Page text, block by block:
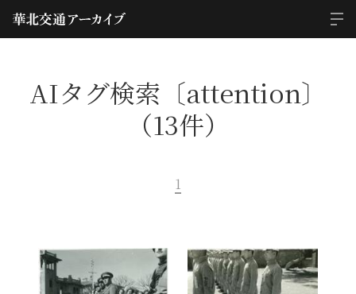
AIタグ検索〔attention〕
（13件）
1